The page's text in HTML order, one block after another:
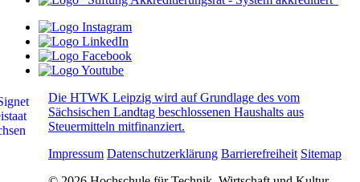
Die HTWK Leipzig wird auf Grundlage des vom
Sächsischen Landtag beschlossenen Haushalts aus
Steuermitteln mitfinanziert.
Impressum Datenschutzerklärung Barrierefreiheit Sitemap